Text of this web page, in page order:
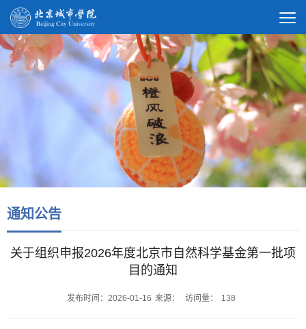
通知公告
关于组织申报2026年度北京市自然科学基金第一批项
目的通知
发布时间：2026-01-16 来源： 访问量： 138